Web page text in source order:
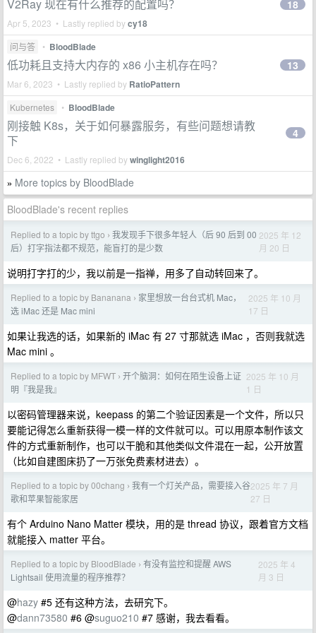
V2Ray 现在有什么推荐的配置吗？
Apr 5, 2023 • Lastly replied bycy18
18
问与答 • BloodBlade
低功耗且支持大内存的 x86 小主机存在吗？
Mar 6, 2023 • Lastly replied by RatioPattern
13
Kubernetes • BloodBlade
刚接触 K8s，关于如何暴露服务，有些问题想请教
下
Dec 6, 2022 • Lastly replied bywinglight2016
4
» More topics by BloodBlade
BloodBlade's recent replies
Replied to a topic by ttgo › 我发现手下很多年轻人（后 90 后到 00
后）打字指法都不规范，能盲打的是少数
2025 年 12
月 20 日
说明打字打的少，我以前是一指禅，用多了自动转回来了。
Replied to a topic by Bananana › 家里想放一台台式机 Mac，
选 iMac 还是 Mac mini
2025 年 10 月
17 日
如果让我选的话，如果新的 iMac 有 27 寸那就选 iMac ，否则我就选
Mac mini 。
Replied to a topic by MFWT › 开个脑洞：如何在陌生设备上证
明『我是我』
2025 年 10 月
1 日
以密码管理器来说，keepass 的第二个验证因素是一个文件，所以只
要能记得怎么重新获得一模一样的文件就可以。可以用原本制作该文
件的方式重新制作，也可以干脆和其他类似文件混在一起，公开放置
（比如自建图床扔了一万张免费素材进去）。
Replied to a topic by 00chang › 我有一个灯关产品，需要接入谷
歌和苹果智能家居
2025 年 7 月
27 日
有个 Arduino Nano Matter 模块，用的是 thread 协议，跟着官方文档
就能接入 matter 平台。
Replied to a topic by BloodBlade › 有没有监控和提醒 AWS
Lightsail 使用流量的程序推荐？
2025 年 4
月 3 日
@hazy #5 还有这种方法，去研究下。
@dann73580 #6 @suguo210 #7 感谢，我去看看。